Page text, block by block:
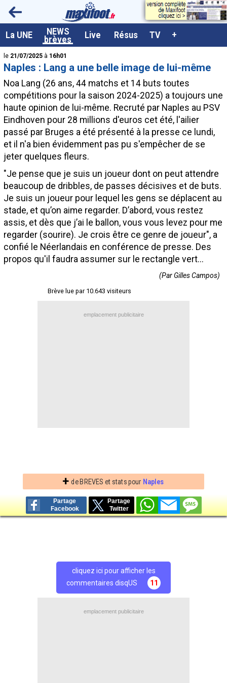
La UNE NEWS
brèves Live Résus TV +
<
le 21/07/2025 à 16h01
Naples : Lang a une belle image de lui-même
Noa Lang (26 ans, 44 matchs et 14 buts toutes
compétitions pour la saison 2024-2025) a toujours une
haute opinion de lui-même. Recruté par Naples au PSV
Eindhoven pour 28 millions d'euros cet été, l'ailier
passé par Bruges a été présenté à la presse ce lundi,
et il n'a bien évidemment pas pu s'empêcher de se
jeter quelques fleurs.
"Je pense que je suis un joueur dont on peut attendre
beaucoup de dribbles, de passes décisives et de buts.
Je suis un joueur pour lequel les gens se déplacent au
stade, et qu’on aime regarder. D’abord, vous restez
assis, et dès que j’ai le ballon, vous vous levez pour me
regarder (sourire). Je crois être ce genre de joueur", a
confié le Néerlandais en conférence de presse. Des
propos qu'il faudra assumer sur le rectangle vert...
(Par Gilles Campos)
Brève lue par 10.643 visiteurs
emplacement publicitaire
+ de BREVES et stats pour Naples
Partage
Facebook
Partage
Twitter
cliquez ici pour afficher les
commentaires disqUS
11
emplacement publicitaire
A la UNE
Dernières brèves
Live / Matchs en direct
Résultats et Classements
Class. buteurs européens
Programme TV foot
Vidéos
Sondages
Tableau transferts L1
Taille de la police
Paramètrages / Options
Contact / Signaler un bug
Recrutement Maxifoot
site web Maxifoot.fr